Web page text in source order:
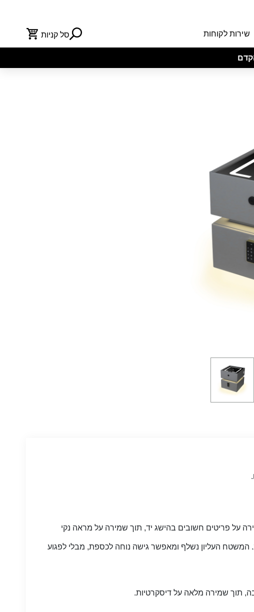
שירות לקוחות סל קניות
על פריטים חשובים בהישג יד, תוך שמירה על מראה נקי
העליון נשלף ומאפשר גישה נוחה לכספת, מבלי לפגוע
תוך שמירה מלאה על דיסקרטיות.